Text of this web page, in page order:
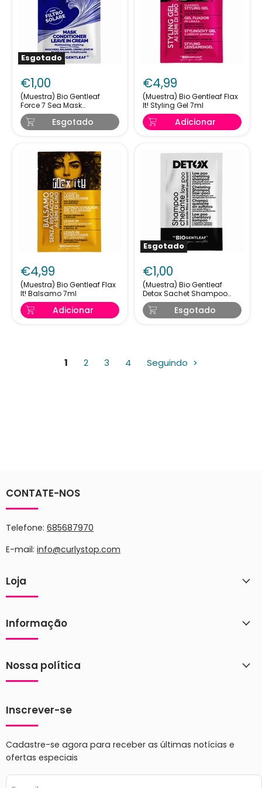
Esgotado
Bio
Gentleaf
Force
7
Sea
Mask
Cream
€1,00
(Muestra) Bio Gentleaf
Force 7 Sea Mask
Conditioner Leave In
Cream 7mlEsgotado
Bio
Gentleaf
Flax
It!
Styling
Gel
€4,99
(Muestra) Bio Gentleaf Flax
It! Styling Gel 7ml
Adicionar
Bio
Gentleaf
Flax
It!
Balsamo
7ml
€4,99
(Muestra) Bio Gentleaf Flax
It! Balsamo 7ml
Adicionar
Esgotado
Bio
Gentleaf
Detox
Sachet
Shampoo
Chelante
€1,00
(Muestra) Bio Gentleaf
Detox Sachet Shampoo
Chelante Low Poo 7ml
Esgotado
1 2 3 4 Seguindo
CONTATE-NOS
Telefone: 685687970
E-mail: info@curlystop.com
Loja
Informação
Nossa política
Inscrever-se
Cadastre-se agora para receber as últimas notícias e
ofertas especiais